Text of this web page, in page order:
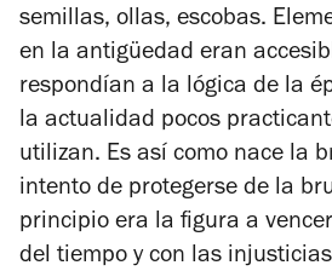
semillas, ollas, escobas.
en la antigüedad eran
respondían a la lógica de la
la actualidad pocos
utilizan. Es así como nace la
intento de protegerse de la
principio era la figura a
del tiempo y con las